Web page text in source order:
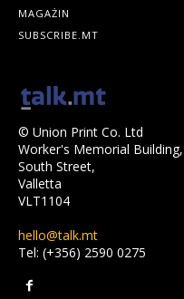
MAGAŻIN
SUBSCRIBE.MT
© Union Print Co. Ltd
Worker's Memorial Building,
South Street,
Valletta
VLT1104
hello@talk.mt
Tel: (+356) 2590 0275